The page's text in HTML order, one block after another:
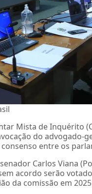
Mista de Inquérito
do advogado-
entre os
Carlos Viana
acordo serão
da comissão em